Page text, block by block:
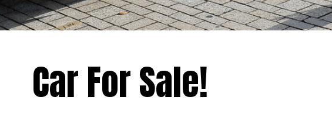
Car For Sale!